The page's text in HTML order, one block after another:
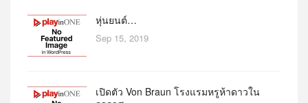
หุ่นยนต์…
Sep 15, 2019
เปิดตัว Von Braun โรงแรมหรูห้าดาวใน